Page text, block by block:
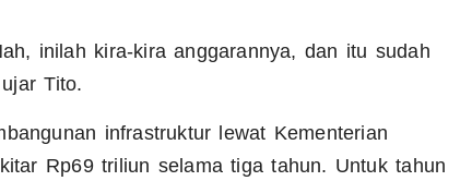
inilah kira-kira anggarannya, dan itu sudah
Tito.
infrastruktur lewat Kementerian
Rp69 triliun selama tiga tahun. Untuk tahun